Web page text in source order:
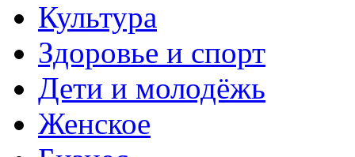
Культура
Здоровье и спорт
Дети и молодёжь
Женское